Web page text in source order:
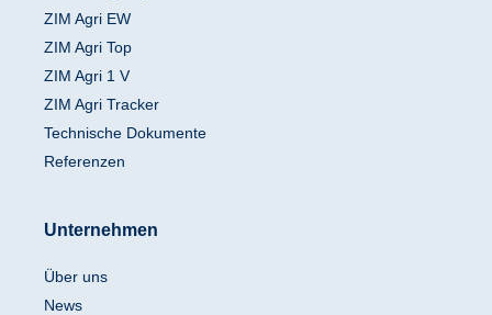
ZIM Agri EW
ZIM Agri Top
ZIM Agri 1 V
ZIM Agri Tracker
Technische Dokumente
Referenzen
Unternehmen
Über uns
News